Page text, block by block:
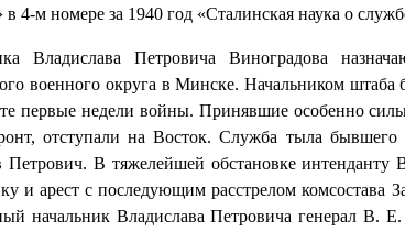
4-м номере за 1940 год «Сталинская наука о
Владислава Петровича Виноградова
военного округа в Минске. Начальником
первые недели войны. Принявшие особенно
отступали на Восток. Служба тыла бывшего
Петрович. В тяжелейшей обстановке
и арест с последующим расстрелом
начальник Владислава Петровича генерал